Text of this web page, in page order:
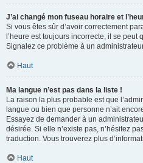
J’ai changé mon fuseau horaire et
Si vous êtes sûr d’avoir correctement
l’heure est toujours incorrecte, il se peut
Signalez ce problème à un
Haut
Ma langue n’est pas dans la liste !
La raison la plus probable est que
langue ou bien que personne n’ait
Essayez de demander à un
désirée. Si elle n’existe pas, n’hésitez
traduction. Vous trouverez plus
Haut